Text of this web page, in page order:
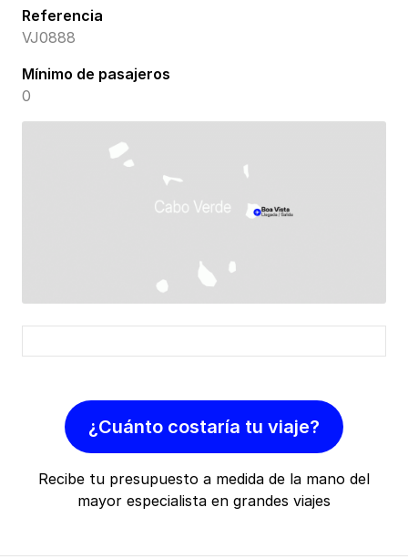
Referencia
VJ0888
Mínimo de pasajeros
0
¿Cuánto costaría tu viaje?
Recibe tu presupuesto a medida de la mano del
mayor especialista en grandes viajes